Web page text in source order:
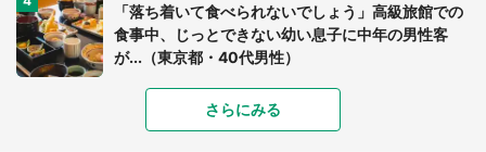
「落ち着いて食べられないでしょう」高級旅館での
食事中、じっとできない幼い息子に中年の男性客
が...（東京都・40代男性）
「可愛いのにホラー」「事件性を感じる」 ふわふ
さらにみる